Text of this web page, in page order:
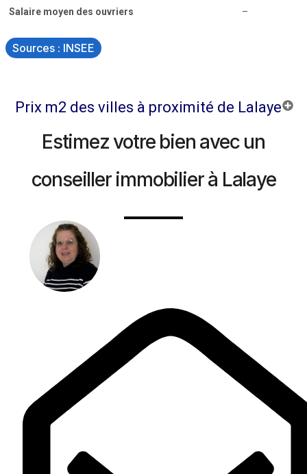
Salaire moyen des ouvriers
–
Sources : INSEE
Prix m2 des villes à proximité de Lalaye
Estimez votre bien avec un
conseiller immobilier à Lalaye